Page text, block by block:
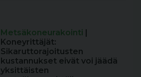
Metsäkoneurakointi |
Koneyrittäjät:
Sikaruttorajoitusten
kustannukset eivät voi jäädä
yksittäisten